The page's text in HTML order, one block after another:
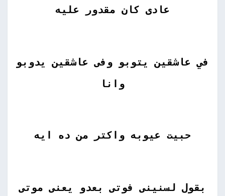
عادى كان مقدور عليه
في عاشقين يتوبو وفى عاشقين يدوبو
وانا
حبيت عيوبه واكتر من ده ايه
بقول لسنينى فوتى بعدو يعنى موتى